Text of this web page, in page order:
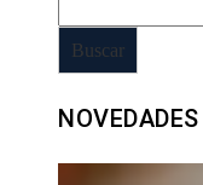
Buscar
NOVEDADES